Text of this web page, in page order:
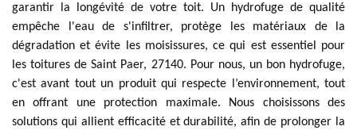
garantir la longévité de votre toit. Un hydrofuge de qualité
empêche l'eau de s'infiltrer, protège les matériaux de la
dégradation et évite les moisissures, ce qui est essentiel pour
les toitures de Saint Paer, 27140. Pour nous, un bon hydrofuge,
c'est avant tout un produit qui respecte l’environnement, tout
en offrant une protection maximale. Nous choisissons des
solutions qui allient efficacité et durabilité, afin de prolonger la